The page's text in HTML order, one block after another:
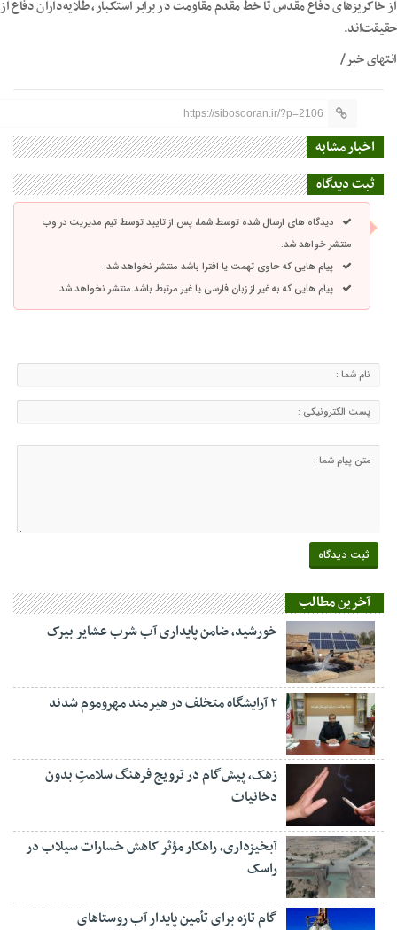
از خاکریزهای دفاع مقدس تا خط مقدم مقاومت در برابر استکبار، طلایه‌داران دفاع از
حقیقت‌اند.
انتهای خبر/
https://sibosooran.ir/?p=2106
اخبار مشابه
ثبت دیدگاه
دیدگاه های ارسال شده توسط شما، پس از تایید توسط تیم مدیریت در وب
منتشر خواهد شد.
پیام هایی که حاوی تهمت یا افترا باشد منتشر نخواهد شد.
پیام هایی که به غیر از زبان فارسی یا غیر مرتبط باشد منتشر نخواهد شد.
آخرین مطالب
خورشید، ضامن پایداری آب شرب عشایر بیرک
۲ آرایشگاه متخلف در هیرمند مهروموم شدند
زهک، پیش‌گام در ترویج فرهنگ سلامتِ بدون
دخانیات
آبخیزداری، راهکار مؤثر کاهش خسارات سیلاب در
راسک
گام تازه برای تأمین پایدار آب روستاهای